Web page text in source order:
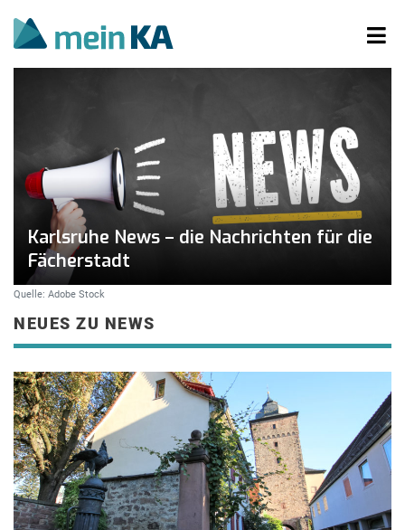
Karlsruhe News – die Nachrichten für die
Fächerstadt
Quelle: Adobe Stock
NEUES ZU NEWS